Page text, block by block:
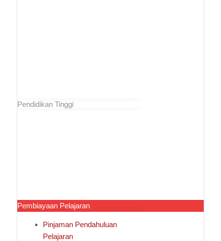
Pendidikan Tinggi
Pembiayaan Pelajaran
Pinjaman Pendahuluan
Pelajaran